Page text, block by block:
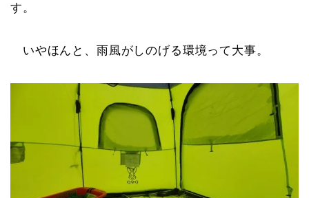
す。
いやほんと、雨風がしのげる環境って大事。